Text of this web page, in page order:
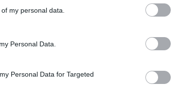
my personal data.
Personal Data.
Personal Data for Targeted